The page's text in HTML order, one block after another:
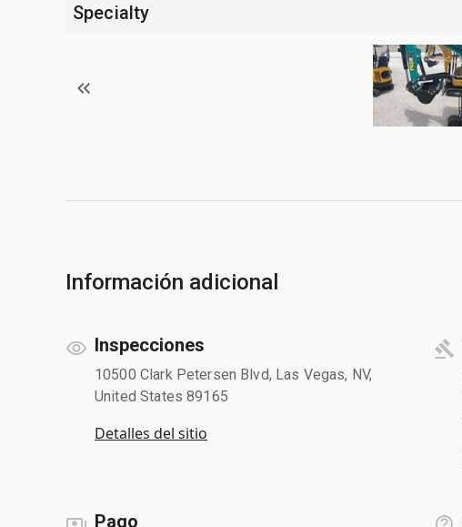
Specialty
Información adicional
Inspecciones
10500 Clark Petersen Blvd, Las Vegas, NV,
United States 89165
Detalles del sitio
Pago